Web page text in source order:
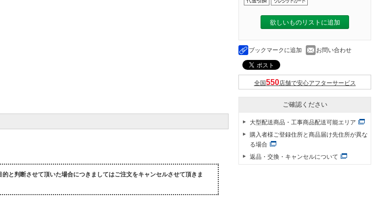
と判断させて頂いた場合につきましてはご注文をキャンセルさせて頂きま
欲しいものリストに追加
ブックマークに追加 お問い合わせ
全国 店舗で安心アフターサービス
ご確認ください
大型配送商品・工事商品配送可能エリア
購入者様ご登録住所と商品届け先住所が異な
る場合
返品・交換・キャンセルについて